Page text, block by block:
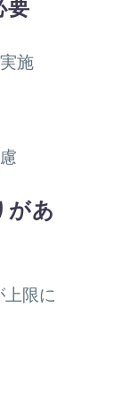
要
施
があ
上限に